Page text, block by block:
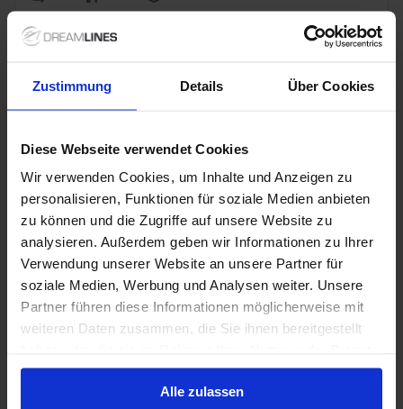
Zustimmung Details Über Cookies
Diese Webseite verwendet Cookies
Wir verwenden Cookies, um Inhalte und Anzeigen zu
personalisieren, Funktionen für soziale Medien anbieten
zu können und die Zugriffe auf unsere Website zu
analysieren. Außerdem geben wir Informationen zu Ihrer
Verwendung unserer Website an unsere Partner für
soziale Medien, Werbung und Analysen weiter. Unsere
Partner führen diese Informationen möglicherweise mit
weiteren Daten zusammen, die Sie ihnen bereitgestellt
gesammelt haben.
Alle zulassen
Deckplan
Deck 1 Riviera Deck 2 Main
Deck 3 Lobby
Deck 4 Riviera
Deck 5 Promenade
Deck 6 Upper
Deck 7 Empress
Deck 8 Verandah
Deck 9 Lido
Deck 10 Lido
Deck 15 Serenity